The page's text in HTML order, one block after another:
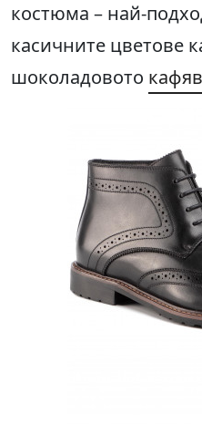
костюма – най-
касичните цветове
шоколадовото